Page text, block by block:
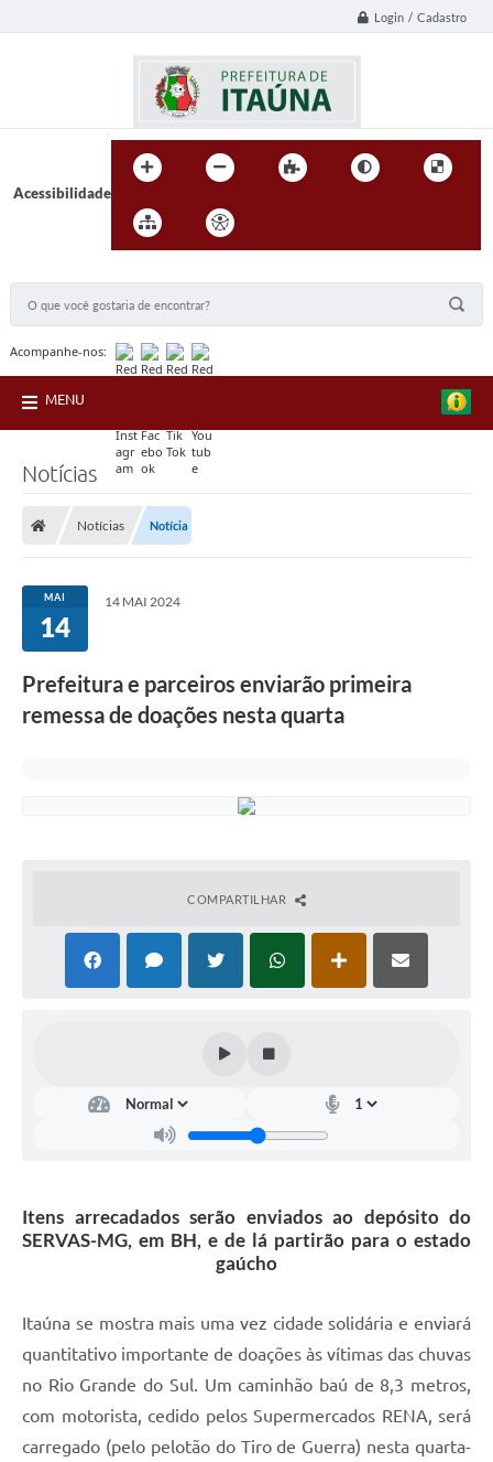
Login / Cadastro
Acessibilidade
Acompanhe-nos:
MENU
Notícias
Notícias Notícia
MAI
14
14 MAI 2024
Prefeitura e parceiros enviarão primeira
remessa de doações nesta quarta
COMPARTILHAR
Itens arrecadados serão enviados ao depósito do
SERVAS-MG, em BH, e de lá partirão para o estado
gaúcho
Itaúna se mostra mais uma vez cidade solidária e enviará
quantitativo importante de doações às vítimas das chuvas
no Rio Grande do Sul. Um caminhão baú de 8,3 metros,
com motorista, cedido pelos Supermercados RENA, será
carregado (pelo pelotão do Tiro de Guerra) nesta quarta-